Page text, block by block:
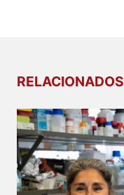
RELACIONADOS